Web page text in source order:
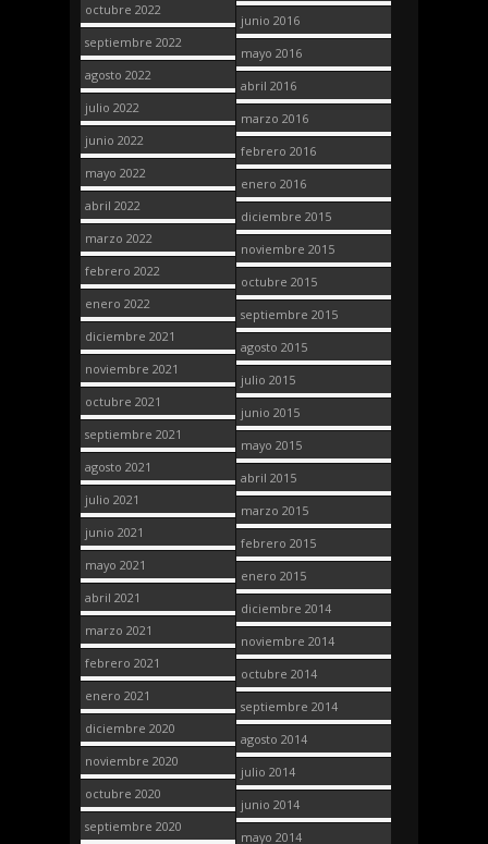
octubre 2022
septiembre 2022
agosto 2022
julio 2022
junio 2022
mayo 2022
abril 2022
marzo 2022
febrero 2022
enero 2022
diciembre 2021
noviembre 2021
octubre 2021
septiembre 2021
agosto 2021
julio 2021
junio 2021
mayo 2021
abril 2021
marzo 2021
febrero 2021
enero 2021
diciembre 2020
noviembre 2020
octubre 2020
septiembre 2020
junio 2016
mayo 2016
abril 2016
marzo 2016
febrero 2016
enero 2016
diciembre 2015
noviembre 2015
octubre 2015
septiembre 2015
agosto 2015
julio 2015
junio 2015
mayo 2015
abril 2015
marzo 2015
febrero 2015
enero 2015
diciembre 2014
noviembre 2014
octubre 2014
septiembre 2014
agosto 2014
julio 2014
junio 2014
mayo 2014